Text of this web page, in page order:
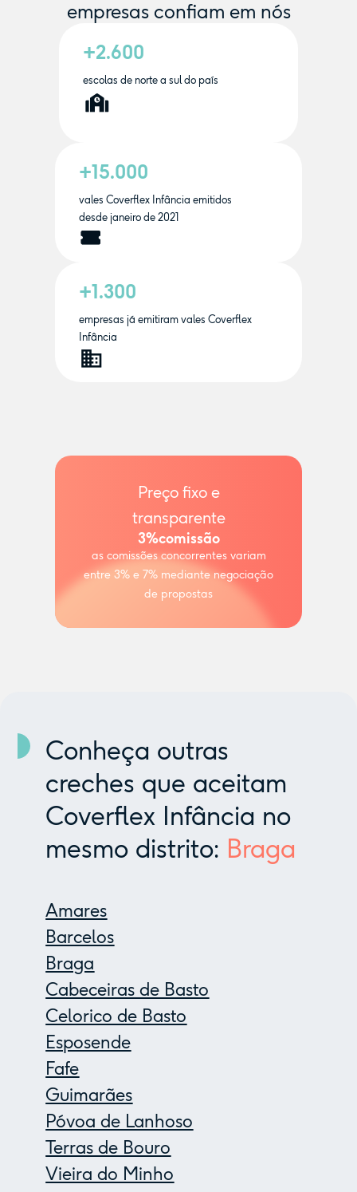
empresas confiam em nós
+2.600
escolas de norte a sul do país
+15.000
vales Coverflex Infância emitidos
desde janeiro de 2021
+1.300
empresas já emitiram vales Coverflex
Infância
Preço fixo e
transparente
3%comissão
as comissões concorrentes variam
entre 3% e 7% mediante negociação
de propostas
Conheça outras
creches que aceitam
Coverflex Infância no
mesmo distrito: Braga
Amares
Barcelos
Braga
Cabeceiras de Basto
Celorico de Basto
Esposende
Fafe
Guimarães
Póvoa de Lanhoso
Terras de Bouro
Vieira do Minho